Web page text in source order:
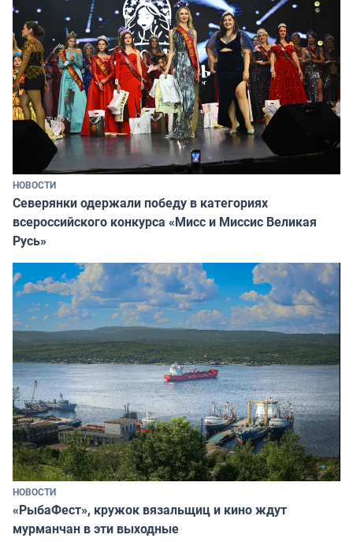
НОВОСТИ
Северянки одержали победу в категориях
всероссийского конкурса «Мисс и Миссис Великая
Русь»
НОВОСТИ
«РыбаФест», кружок вязальщиц и кино ждут
мурманчан в эти выходные